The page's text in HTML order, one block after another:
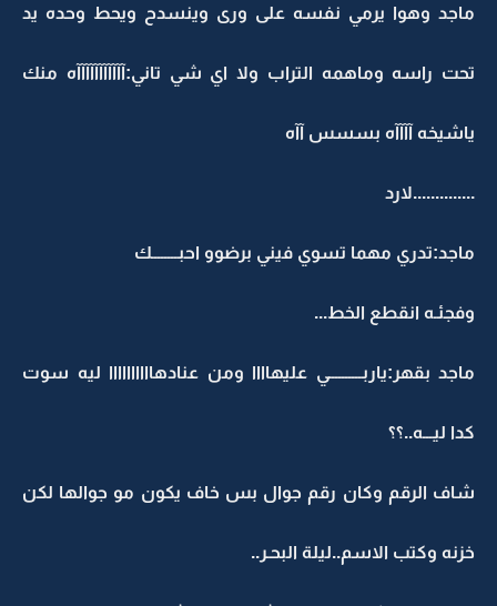
ماجد وهوا يرمي نفسه على ورى وينسدح ويحط وحده يد
تحت راسه وماهمه التراب ولا اي شي تاني:آآآآآآآآآآآه منك
ياشيخه آآآآه بسسس آآه
..............لارد
ماجد:تدري مهما تسوي فيني برضوو احبــــــــك
وفجئـه انقطع الخط...
ماجد بقهر:ياربــــــــــي عليهاااا ومن عنادهاااااااااا ليه سوت
كدا ليـــه..؟؟
شاف الرقم وكان رقم جوال بس خاف يكون مو جوالها لكن
خزنه وكتب الاسم..ليلة البحـر..